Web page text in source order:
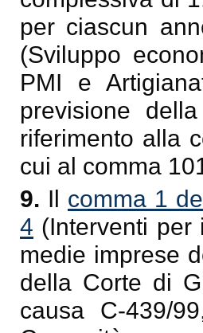
per ciascun
(Sviluppo
PMI e
previsione
riferimento alla
cui al comma
9. Il comma 1
4 (Interventi
medie imprese
della Corte di
causa C-439/